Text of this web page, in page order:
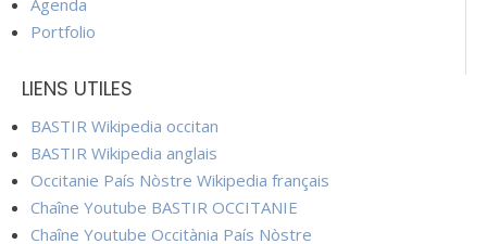
Portfolio
LIENS UTILES
BASTIR Wikipedia occitan
BASTIR Wikipedia anglais
Occitanie País Nòstre Wikipedia français
Chaîne Youtube BASTIR OCCITANIE
Chaîne Youtube Occitània País Nòstre